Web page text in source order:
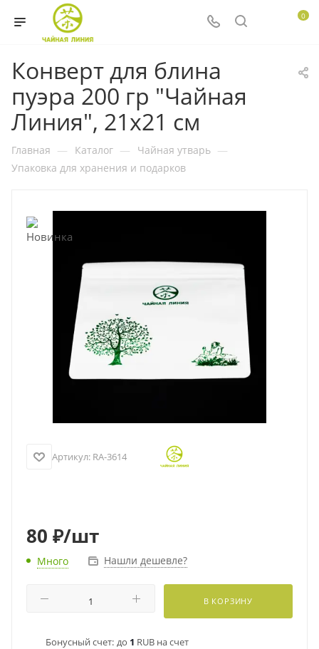
0
Конверт для блина
пуэра 200 гр "Чайная
Линия", 21х21 см
Главная — Каталог — Чайная утварь —
Упаковка для хранения и подарков
Артикул: RA-3614
80 ₽/шт
Много Нашли дешевле?
В КОРЗИНУ
Бонусный счет: до 1 RUB на счет